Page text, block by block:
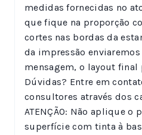
medidas fornecidas no
que fique na proporção
cortes nas bordas da
da impressão
mensagem, o layout final
Dúvidas? Entre em
consultores através dos
ATENÇÃO: Não aplique o
superfície com tinta à